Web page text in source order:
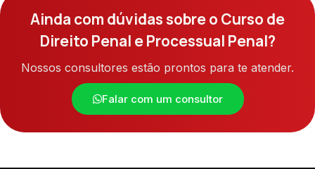
Ainda com dúvidas sobre o Curso de
Direito Penal e Processual Penal?
Nossos consultores estão prontos para te atender.
Falar com um consultor